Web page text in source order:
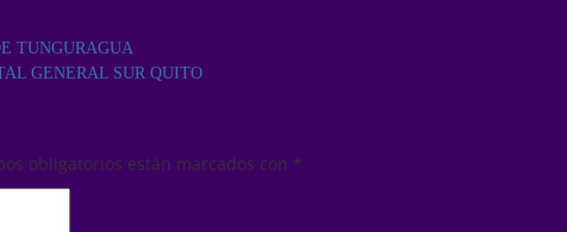
TUNGURAGUA
GENERAL SUR QUITO
obligatorios están marcados con *